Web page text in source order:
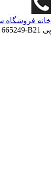
خانه فروشگاه
پی Ethernet 560SFP+ 665249-B21